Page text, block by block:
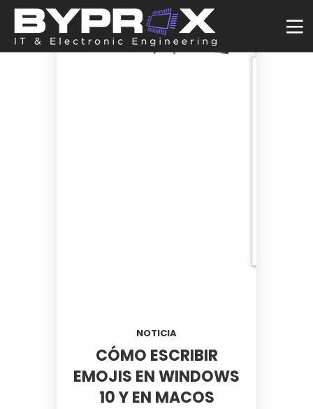
NOTICIA
CÓMO ESCRIBIR
EMOJIS EN WINDOWS
10 Y EN MACOS